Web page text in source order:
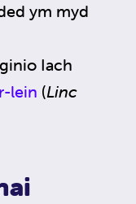
ym myd
Iach
lein (Linc